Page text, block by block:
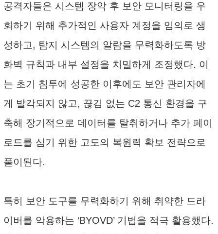
공격자들은 시스템 장악 후 보안 모니터링을 우
회하기 위해 추가적인 사용자 계정을 임의로 생
성하고, 탐지 시스템의 알람을 무력화하도록 방
화벽 규칙과 내부 설정을 치밀하게 조정했다. 이
는 초기 침투에 성공한 이후에도 보안 관리자에
게 발각되지 않고, 끊김 없는 C2 통신 환경을 구
축해 장기적으로 데이터를 탈취하거나 추가 페이
로드를 심기 위한 고도의 복원력 확보 전략으로
풀이된다.
특히 보안 도구를 무력화하기 위해 취약한 드라
이버를 악용하는 ‘BYOVD’ 기법을 적극 활용했다.